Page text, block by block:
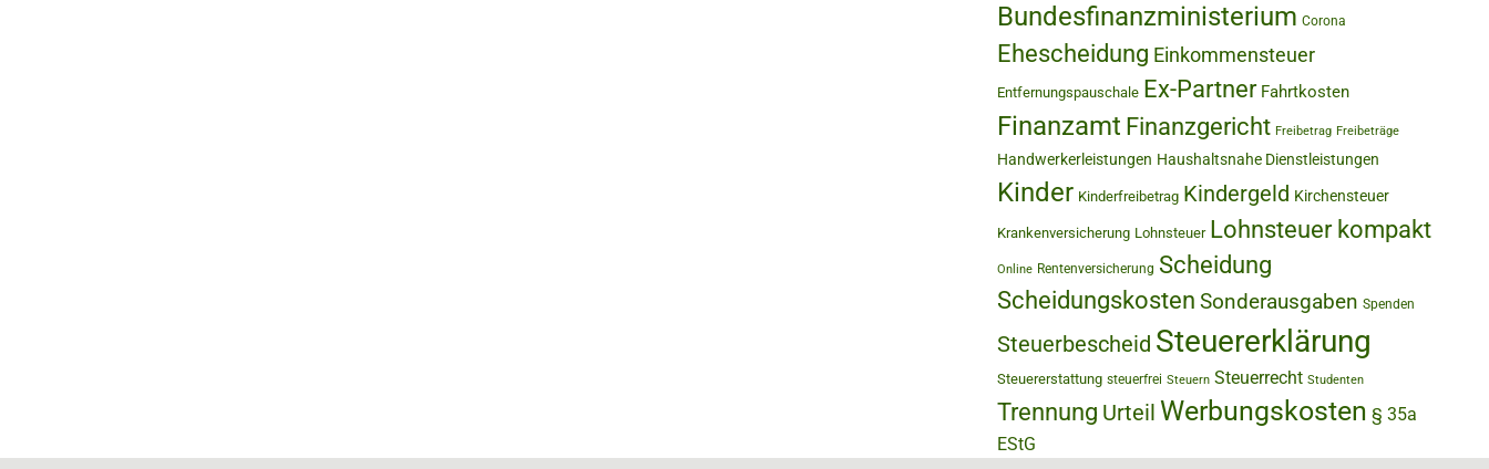
Bundesfinanzministerium Corona
Ehescheidung Einkommensteuer
Entfernungspauschale Ex-Partner Fahrtkosten
Finanzamt Finanzgericht Freibetrag Freibeträge
Handwerkerleistungen Haushaltsnahe Dienstleistungen
Kinder Kinderfreibetrag Kindergeld Kirchensteuer
Krankenversicherung Lohnsteuer Lohnsteuer kompakt
Online Rentenversicherung Scheidung
Scheidungskosten Sonderausgaben Spenden
Steuerbescheid Steuererklärung
Steuererstattung steuerfrei Steuern Steuerrecht Studenten
Trennung Urteil Werbungskosten § 35a
EStG